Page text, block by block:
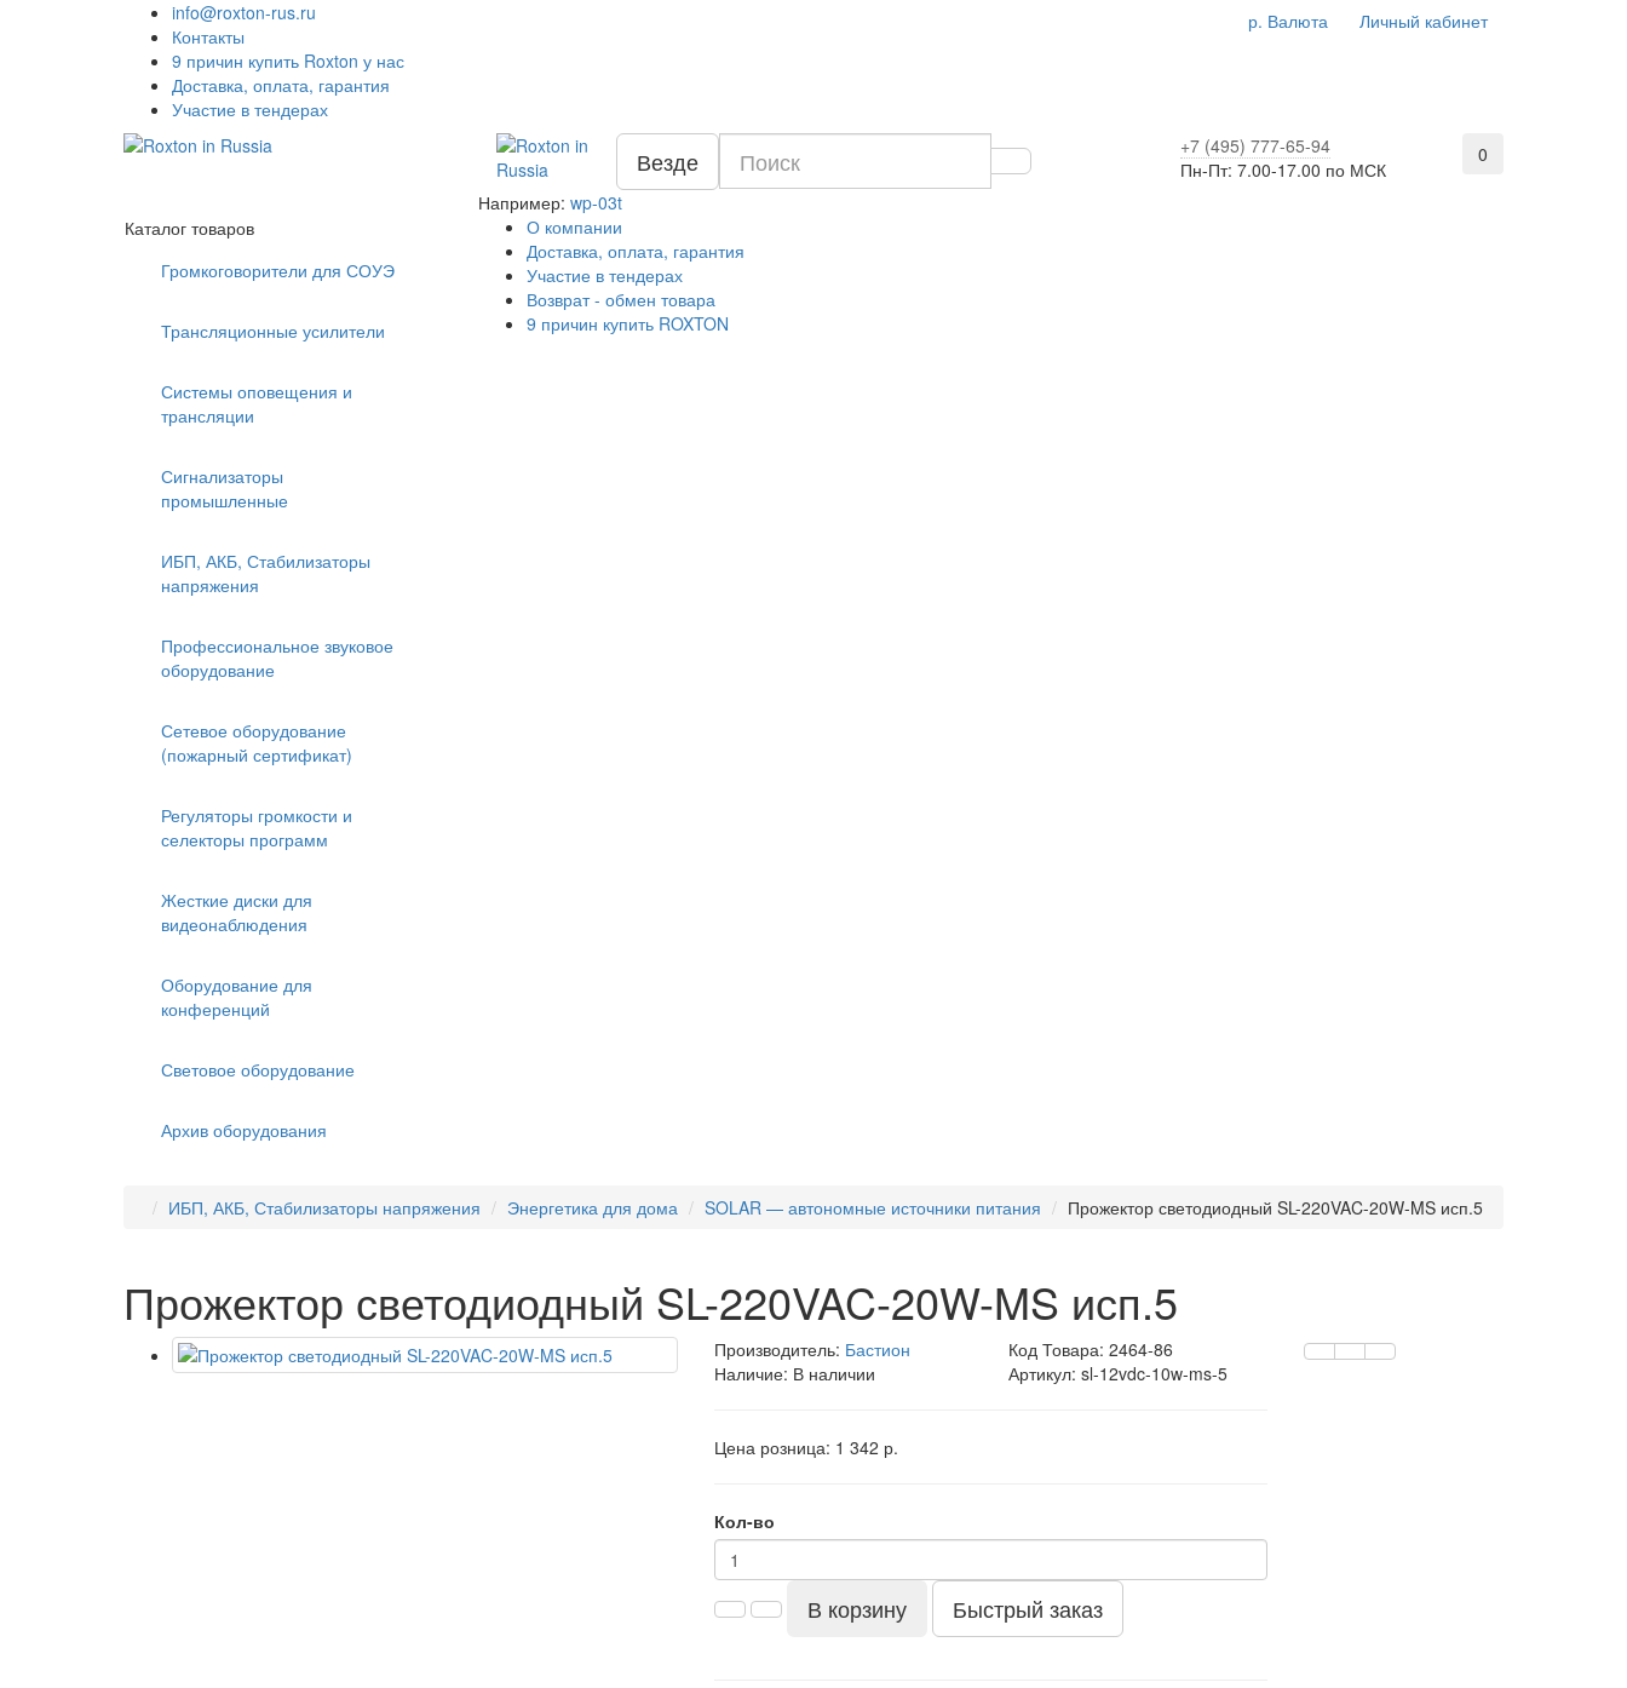
Личный кабинет
р. Валюта
info@roxton-rus.ru
Контакты
9 причин купить Roxton у нас
Доставка, оплата, гарантия
Участие в тендерах
+7 (495) 777-65-94
Пн-Пт: 7.00-17.00 по МСК
0
Везде
Например: wp-03t
О компании
Доставка, оплата, гарантия
Участие в тендерах
Возврат - обмен товара
9 причин купить ROXTON
Каталог товаров
Громкоговорители для СОУЭ
Трансляционные усилители
Системы оповещения и
трансляции
Сигнализаторы
промышленные
ИБП, АКБ, Стабилизаторы
напряжения
Профессиональное звуковое
оборудование
Сетевое оборудование
(пожарный сертификат)
Регуляторы громкости и
селекторы программ
Жесткие диски для
видеонаблюдения
Оборудование для
конференций
Световое оборудование
Архив оборудования
ИБП, АКБ, Стабилизаторы напряжения Энергетика для дома SOLAR — автономные источники питания Прожектор светодиодный SL-220VAC-20W-MS исп.5
Прожектор светодиодный SL-220VAC-20W-MS исп.5
Производитель: Бастион Код Товара:2464-86
Наличие: В наличии
Артикул: sl-12vdc-10w-ms-5
Цена розница: 1 342 р.
Кол-во
В корзину Быстрый заказ